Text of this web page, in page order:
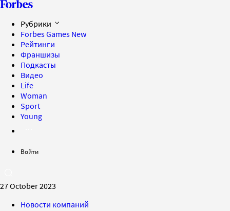
Рубрики
Forbes Games New
Рейтинги
Франшизы
Подкасты
Видео
Life
Woman
Sport
Young
Войти
27 October 2023
Новости компаний